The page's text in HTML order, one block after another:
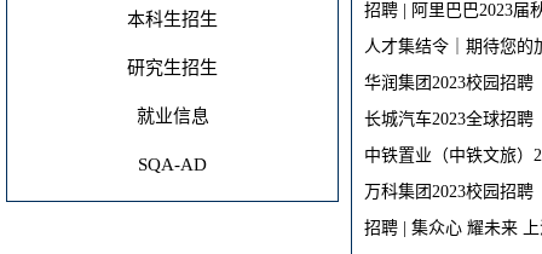
本科生招生
研究生招生
就业信息
SQA-AD
招聘 | 阿里巴巴2023届
人才集结令｜期待您的
华润集团2023校园招聘
长城汽车2023全球招聘
中铁置业（中铁文旅）
万科集团2023校园招聘
招聘 | 集众心 耀未来